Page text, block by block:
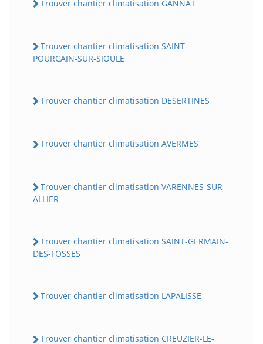
Trouver chantier climatisation GANNAT
Trouver chantier climatisation SAINT-
POURCAIN-SUR-SIOULE
Trouver chantier climatisation DESERTINES
Trouver chantier climatisation AVERMES
Trouver chantier climatisation VARENNES-SUR-
ALLIER
Trouver chantier climatisation SAINT-GERMAIN-
DES-FOSSES
Trouver chantier climatisation LAPALISSE
Trouver chantier climatisation CREUZIER-LE-